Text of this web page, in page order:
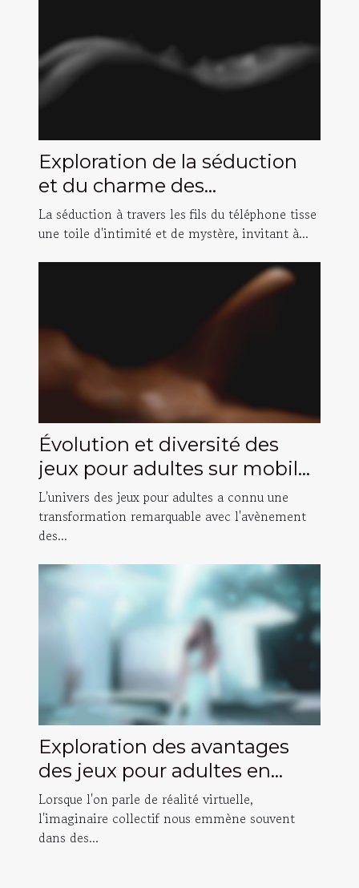
Exploration de la séduction
et du charme des
conversations téléphoniques
intimes
La séduction à travers les fils du téléphone tisse
une toile d'intimité et de mystère, invitant à...
Évolution et diversité des
jeux pour adultes sur mobile
et PC
L'univers des jeux pour adultes a connu une
transformation remarquable avec l'avènement
des...
Exploration des avantages
des jeux pour adultes en
réalité virtuelle
Lorsque l'on parle de réalité virtuelle,
l'imaginaire collectif nous emmène souvent
dans des...